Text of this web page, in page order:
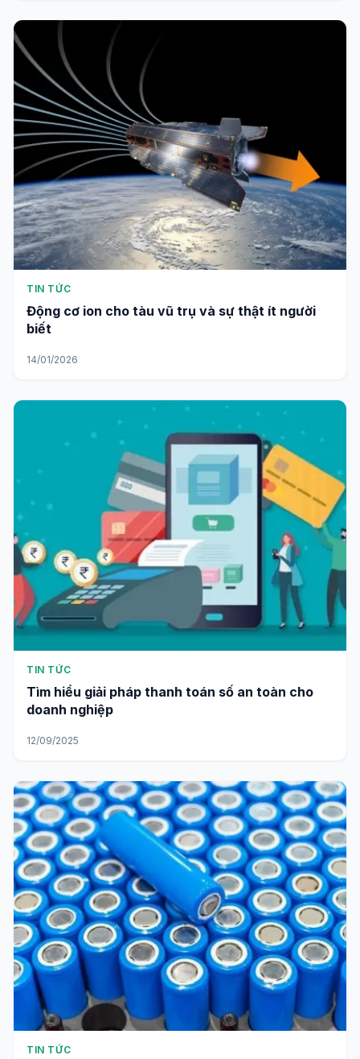
TIN TỨC
Động cơ ion cho tàu vũ trụ và sự thật ít người
biết
14/01/2026
TIN TỨC
Tìm hiểu giải pháp thanh toán số an toàn cho
doanh nghiệp
12/09/2025
TIN TỨC